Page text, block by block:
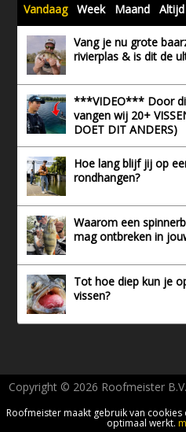
Vandaag Week Maand Altijd
Vang je nu grote
rivierplas & is dit de
***VIDEO*** Door
vangen wij 20+
DOET DIT ANDERS)
Hoe lang blijf jij op
rondhangen?
Waarom een
mag ontbreken in
Tot hoe diep kun je
vissen?
Roofmeister maakt gebruik van
optimaal werkt.
Copyright © 2026 Roofmeister
AVG - Privacy